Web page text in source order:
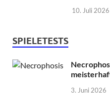
10. Juli 2026
SPIELETESTS
3. Juni 2026